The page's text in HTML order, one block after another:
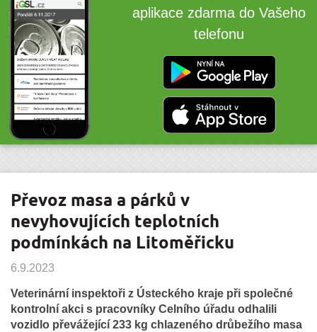
aplikace zdarma do Vašeho
telefonu
Převoz masa a párků v
nevyhovujících teplotních
podmínkách na Litoměřicku
6.9.2023
Veterinární inspektoři z Ústeckého kraje při společné
kontrolní akci s pracovníky Celního úřadu odhalili
vozidlo převážející 233 kg chlazeného drůbežího masa